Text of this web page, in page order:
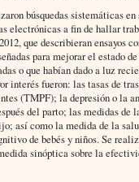
búsquedas sistemáticas en
electrónicas a fin de hallar
que describieran ensayos
para mejorar el estado
o que habían dado a luz
interés fueron: las tasas de
(TMPF); la depresión o la
del parto; las medidas de
así como la medida de la
de bebés y niños. Se
sinóptica sobre la